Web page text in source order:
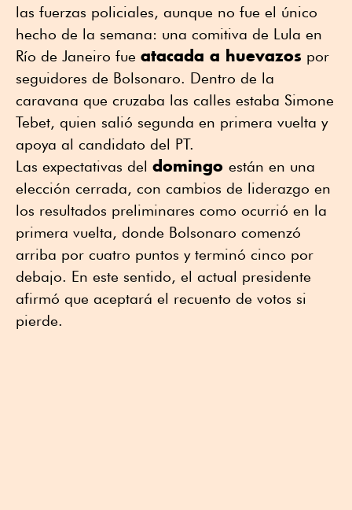
las fuerzas policiales, aunque no fue el único
hecho de la semana: una comitiva de Lula en
Río de Janeiro fue atacada a huevazos por
seguidores de Bolsonaro. Dentro de la
caravana que cruzaba las calles estaba Simone
Tebet, quien salió segunda en primera vuelta y
apoya al candidato del PT.
Las expectativas del domingo están en una
elección cerrada, con cambios de liderazgo en
los resultados preliminares como ocurrió en la
primera vuelta, donde Bolsonaro comenzó
arriba por cuatro puntos y terminó cinco por
debajo. En este sentido, el actual presidente
afirmó que aceptará el recuento de votos si
pierde.